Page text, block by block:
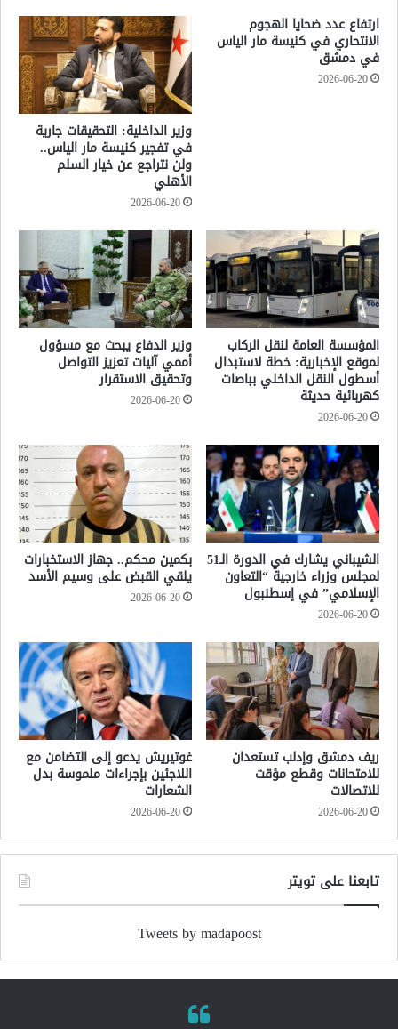
ارتفاع عدد ضحايا الهجوم
الانتحاري في كنيسة مار الياس
في دمشق
2026-06-20
وزير الداخلية: التحقيقات جارية
في تفجير كنيسة مار الياس..
ولن نتراجع عن خيار السلم
الأهلي
2026-06-20
المؤسسة العامة لنقل الركاب
لموقع الإخبارية: خطة لاستبدال
أسطول النقل الداخلي بباصات
كهربائية حديثة
2026-06-20
وزير الدفاع يبحث مع مسؤول
أممي آليات تعزيز التواصل
وتحقيق الاستقرار
2026-06-20
الشيباني يشارك في الدورة الـ51
لمجلس وزراء خارجية “التعاون
الإسلامي” في إسطنبول
2026-06-20
بكمين محكم.. جهاز الاستخبارات
يلقي القبض على وسيم الأسد
2026-06-20
ريف دمشق وإدلب تستعدان
للامتحانات وقطع مؤقت
للاتصالات
2026-06-20
غوتيريش يدعو إلى التضامن مع
اللاجئين بإجراءات ملموسة بدل
الشعارات
2026-06-20
تابعنا على تويتر
Tweets by madapoost